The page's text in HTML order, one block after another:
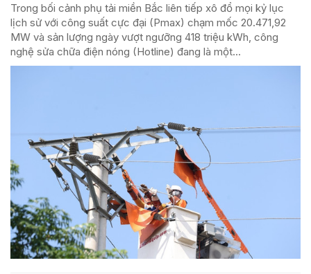
Trong bối cảnh phụ tải miền Bắc liên tiếp xô đổ mọi kỷ lục
lịch sử với công suất cực đại (Pmax) chạm mốc 20.471,92
MW và sản lượng ngày vượt ngưỡng 418 triệu kWh, công
nghệ sửa chữa điện nóng (Hotline) đang là một...